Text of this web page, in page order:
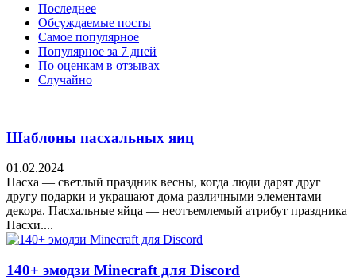
Последнее
Обсуждаемые посты
Самое популярное
Популярное за 7 дней
По оценкам в отзывах
Случайно
Шаблоны пасхальных яиц
01.02.2024
Пасха — светлый праздник весны, когда люди дарят друг
другу подарки и украшают дома различными элементами
декора. Пасхальные яйца — неотъемлемый атрибут праздника
Пасхи....
140+ эмодзи Minecraft для Discord